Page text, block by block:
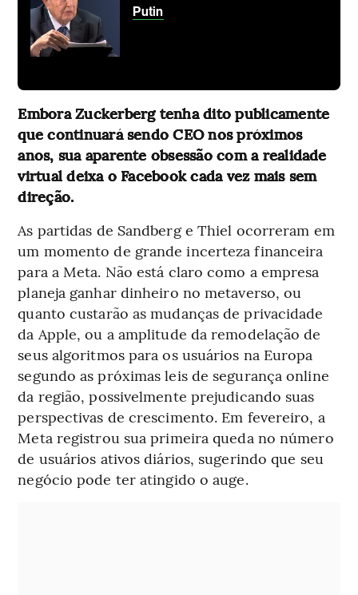
Putin
Embora Zuckerberg tenha dito publicamente
que continuará sendo CEO nos próximos
anos, sua aparente obsessão com a realidade
virtual deixa o Facebook cada vez mais sem
direção.
As partidas de Sandberg e Thiel ocorreram em
um momento de grande incerteza financeira
para a Meta. Não está claro como a empresa
planeja ganhar dinheiro no metaverso, ou
quanto custarão as mudanças de privacidade
da Apple, ou a amplitude da remodelação de
seus algoritmos para os usuários na Europa
segundo as próximas leis de segurança online
da região, possivelmente prejudicando suas
perspectivas de crescimento. Em fevereiro, a
Meta registrou sua primeira queda no número
de usuários ativos diários, sugerindo que seu
negócio pode ter atingido o auge.